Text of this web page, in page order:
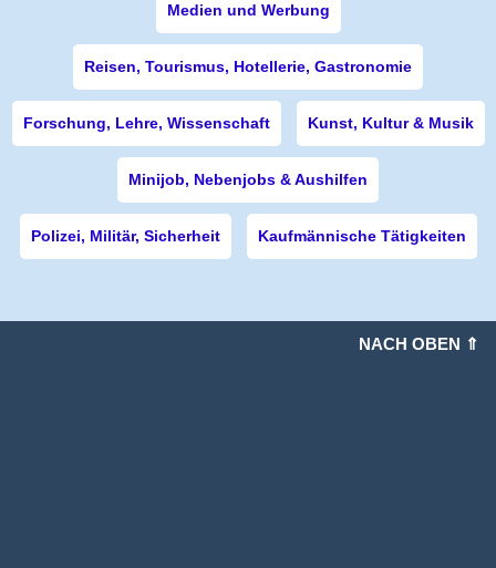
Medien und Werbung
Reisen, Tourismus, Hotellerie, Gastronomie
Forschung, Lehre, Wissenschaft Kunst, Kultur & Musik
Minijob, Nebenjobs & Aushilfen
Polizei, Militär, Sicherheit Kaufmännische Tätigkeiten
NACH OBEN ⇑